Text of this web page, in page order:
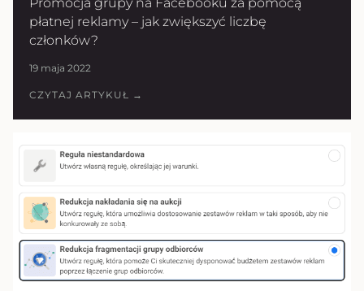
płatnej reklamy – jak zwiększyć liczbę
członków?
19 maja 2022
CZYTAJ ARTYKUŁ →